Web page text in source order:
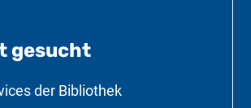
gesucht
der Bibliothek